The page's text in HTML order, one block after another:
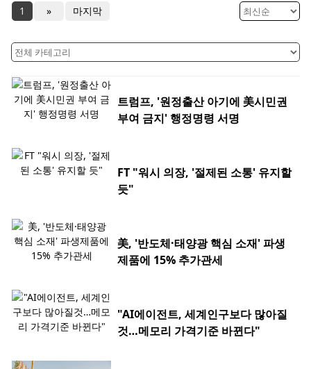
1 » 마지막
트럼프, '원정출산 아기에 美시민권
부여 금지' 행정명령 서명
FT "워시 의장, '절제된 소통' 유지할
듯"
美, '반도체·태양광 핵심 소재' 파생
제품에 15% 추가관세
"AI에이전트, 세계인구보다 많아질
것…메모리 가격기준 바뀐다"